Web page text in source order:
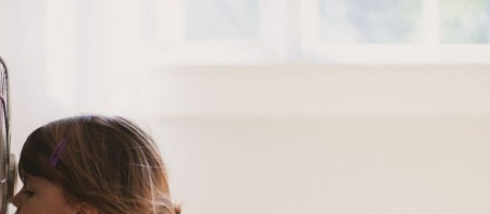
Direktori
Interior Design
Landskap
DIY